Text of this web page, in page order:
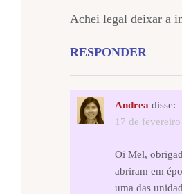
Achei legal deixar a
RESPONDER
Andrea disse:
17 de
Oi Mel,
abriram em
uma das